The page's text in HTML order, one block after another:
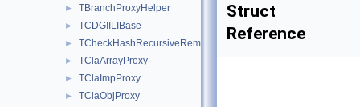
► TBranchProxyHelper
► TCDGIILIBase
► TCheckHashRecursiveRemoveConsistency
► TClaArrayProxy
► TClaImpProxy
► TClaObjProxy
Struct
Reference